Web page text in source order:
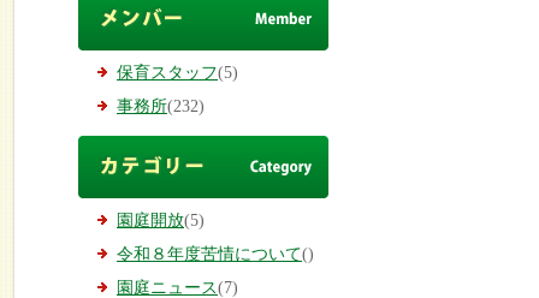
保育スタッフ(5)
事務所(232)
園庭開放(5)
令和８年度苦情について()
園庭ニュース(7)